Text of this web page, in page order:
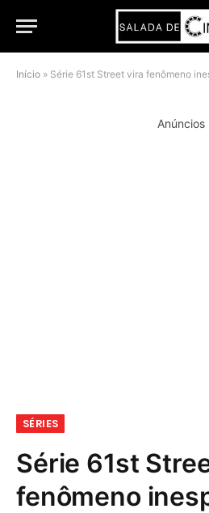
Início » Série 61st Street vira fenômeno inesperado e entra
Anúncios
SÉRIES
Série 61st
fenômeno